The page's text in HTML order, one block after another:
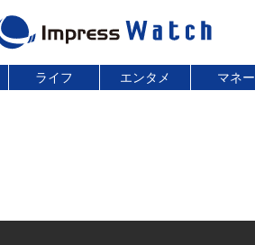
ライフ エンタメ マネー